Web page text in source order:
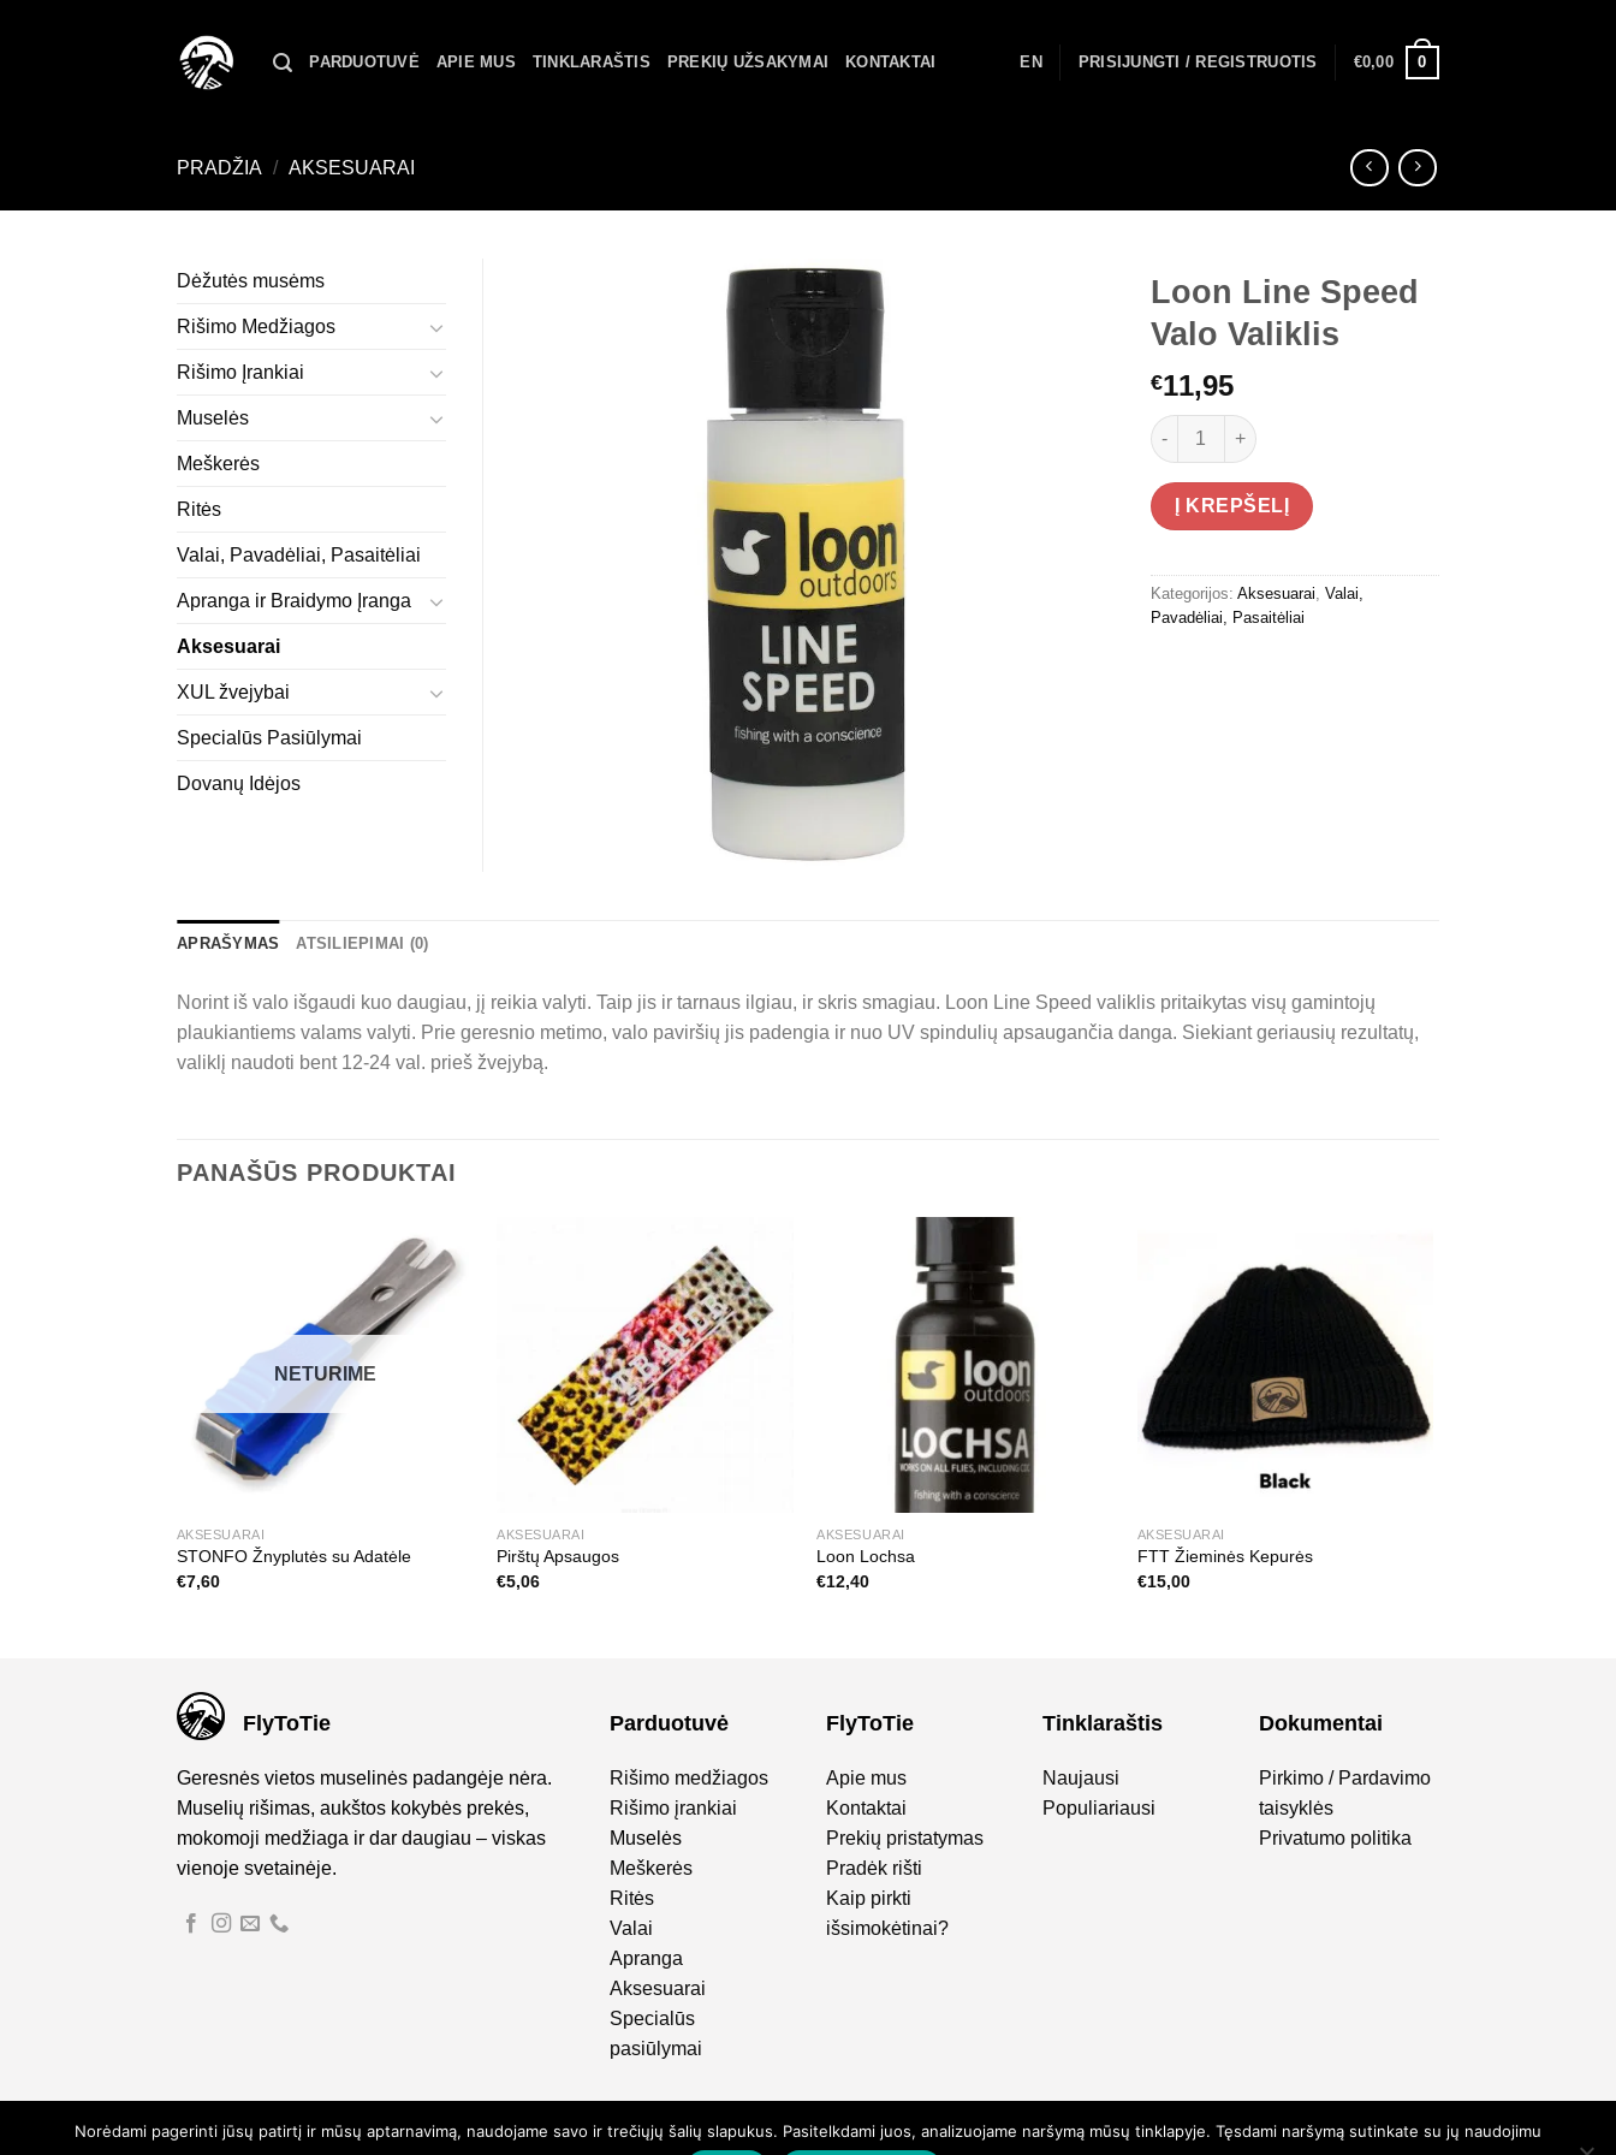
PARDUOTUVĖ APIE MUS TINKLARAŠTIS PREKIŲ UŽSAKYMAI KONTAKTAI EN PRISIJUNGTI / REGISTRUOTIS €0,00 0
PRADŽIA / AKSESUARAI
Loon Line Speed
Valo Valiklis
€11,95
produkto kiekis: Loon Line Speed Valo Valiklis
Į KREPŠELĮ
Kategorijos: Aksesuarai Valai,
Pavadėliai, Pasaitėliai
Dėžutės musėms
Rišimo Medžiagos
Rišimo Įrankiai
Muselės
Meškerės
Ritės
Valai, Pavadėliai, Pasaitėliai
Apranga ir Braidymo Įranga
Aksesuarai
XUL žvejybai
Specialūs Pasiūlymai
Dovanų Idėjos
APRAŠYMAS ATSILIEPIMAI (0)
Norint iš valo išgaudi kuo daugiau, jį reikia valyti. Taip jis ir tarnaus ilgiau, ir skris smagiau. Loon Line Speed valiklis pritaikytas visų gamintojų
plaukiantiems valams valyti. Prie geresnio metimo, valo paviršių jis padengia ir nuo UV spindulių apsaugančia danga. Siekiant geriausių rezultatų,
valiklį naudoti bent 12-24 val. prieš žvejybą.
PANAŠŪS PRODUKTAI
NETURIME
AKSESUARAI
STONFO Žnyplutės su Adatėle
€7,60
AKSESUARAI
Pirštų Apsaugos
€5,06
AKSESUARAI
Loon Lochsa
€12,40
AKSESUARAI
FTT Žieminės Kepurės
€15,00
FlyToTie
Geresnės vietos muselinės padangėje nėra.
Muselių rišimas, aukštos kokybės prekės,
mokomoji medžiaga ir dar daugiau – viskas
vienoje svetainėje.
Parduotuvė
Rišimo medžiagos
Rišimo įrankiai
Muselės
Meškerės
Ritės
Valai
Apranga
Aksesuarai
Specialūs
pasiūlymai
FlyToTie
Apie mus
Kontaktai
Prekių pristatymas
Pradėk rišti
Kaip pirkti
išsimokėtinai?
Tinklaraštis
Naujausi
Populiariausi
Dokumentai
Pirkimo / Pardavimo
taisyklės
Privatumo politika
Norėdami pagerinti jūsų patirtį ir mūsų aptarnavimą, naudojame savo ir trečiųjų šalių slapukus. Pasitelkdami juos, analizuojame naršymą mūsų tinklapyje. Tęsdami naršymą sutinkate su jų naudojimu